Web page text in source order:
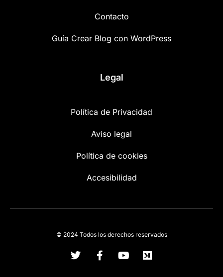
Contacto
Guía Crear Blog con WordPress
Legal
Política de Privacidad
Aviso legal
Política de cookies
Accesibilidad
© 2024 Todos los derechos reservados